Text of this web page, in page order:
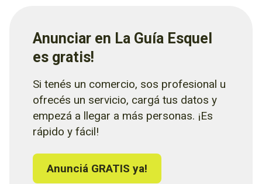
Anunciar en La Guía Esquel
es gratis!
Si tenés un comercio, sos profesional u
ofrecés un servicio, cargá tus datos y
empezá a llegar a más personas. ¡Es
rápido y fácil!
Anunciá GRATIS ya!